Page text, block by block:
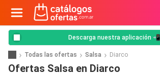
Descarga nuestra aplicación 📲
Todas las ofertas Salsa Diarco
Ofertas Salsa en Diarco